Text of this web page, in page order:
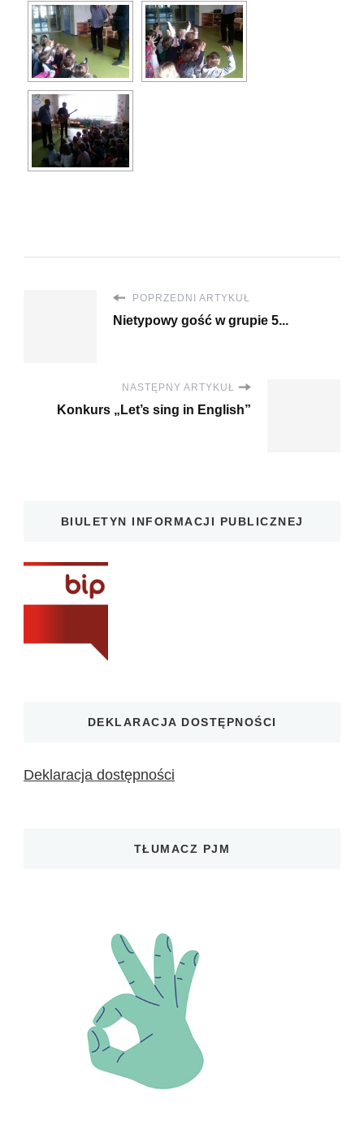
POPRZEDNI ARTYKUŁ
Nietypowy gość w grupie 5...
NASTĘPNY ARTYKUŁ
Konkurs „Let’s sing in English”
BIULETYN INFORMACJI PUBLICZNEJ
DEKLARACJA DOSTĘPNOŚCI
Deklaracja dostępności
TŁUMACZ PJM